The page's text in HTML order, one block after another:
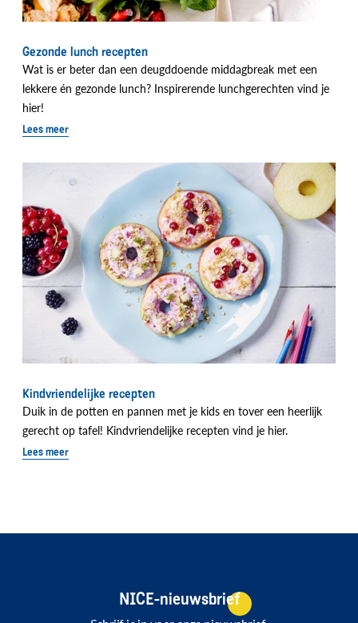
Gezonde lunch recepten
Wat is er beter dan een deugddoende middagbreak met een
lekkere én gezonde lunch? Inspirerende lunchgerechten vind je
hier!
Lees meer
Kindvriendelijke recepten
Duik in de potten en pannen met je kids en tover een heerlijk
gerecht op tafel! Kindvriendelijke recepten vind je hier.
Lees meer
NICE-nieuwsbrief